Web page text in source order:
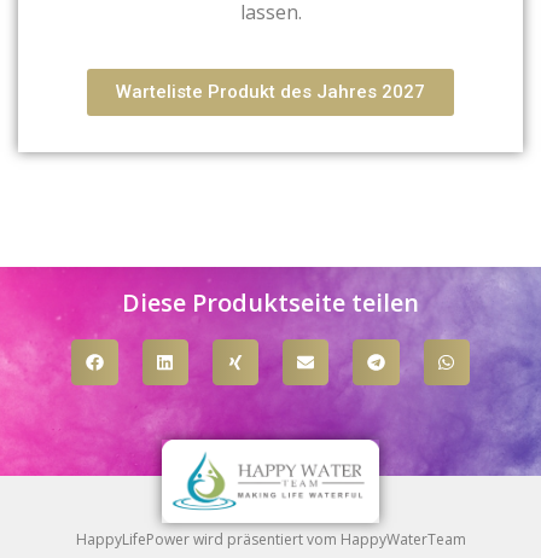
lassen.
Warteliste Produkt des Jahres 2027
Diese Produktseite teilen
HappyLifePower wird präsentiert vom HappyWaterTeam